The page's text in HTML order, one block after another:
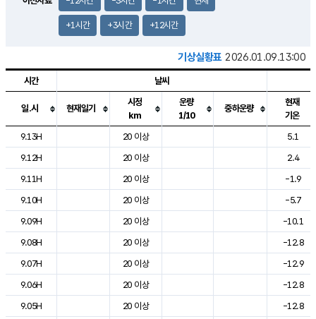
+1시간 +3시간 +12시간
기상실황표 2026.01.09.13:00
도시별 기상실황표로 지점, 날씨, 기온, 강수, 바람, 기압등을 안내한 표입
시간 날씨
일.시 현재일기
시정
km
운량
1/10
중하운량
현재
기온
9.13H
20 이상
5.1
9.12H
20 이상
2.4
9.11H
20 이상
-1.9
9.10H
20 이상
-5.7
9.09H
20 이상
-10.1
9.08H
20 이상
-12.8
9.07H
20 이상
-12.9
9.06H
20 이상
-12.8
9.05H
20 이상
-12.8